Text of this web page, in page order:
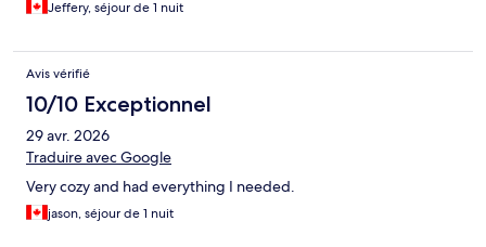
Jeffery, séjour de 1 nuit
Avis vérifié
10/10 Exceptionnel
29 avr. 2026
Traduire avec Google
Very cozy and had everything I needed.
jason, séjour de 1 nuit